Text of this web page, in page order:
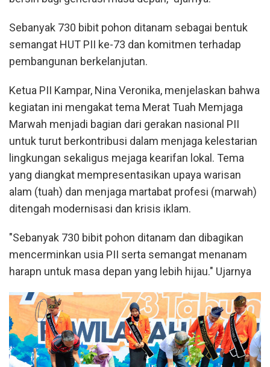
Sebanyak 730 bibit pohon ditanam sebagai bentuk
semangat HUT PII ke-73 dan komitmen terhadap
pembangunan berkelanjutan.
Ketua PII Kampar, Nina Veronika, menjelaskan bahwa
kegiatan ini mengakat tema Merat Tuah Memjaga
Marwah menjadi bagian dari gerakan nasional PII
untuk turut berkontribusi dalam menjaga kelestarian
lingkungan sekaligus mejaga kearifan lokal. Tema
yang diangkat mempresentasikan upaya warisan
alam (tuah) dan menjaga martabat profesi (marwah)
ditengah modernisasi dan krisis iklam.
"Sebanyak 730 bibit pohon ditanam dan dibagikan
mencerminkan usia PII serta semangat menanam
harapn untuk masa depan yang lebih hijau." Ujarnya